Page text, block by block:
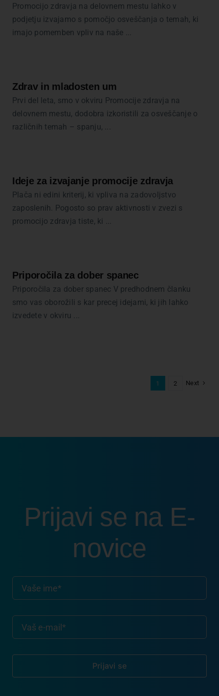
Promocijo zdravja na delovnem mestu lahko v
podjetju izvajamo s pomočjo osveščanja o temah, ki
imajo pomemben vpliv na naše ...
Zdrav in mladosten um
Prvi del leta, smo v okviru Promocije zdravja na
delovnem mestu, dodobra izkoristili za osveščanje o
različnih temah – spanju, ...
Ideje za izvajanje promocije zdravja
Plača ni edini kriterij, ki vpliva na zadovoljstvo
zaposlenih. Pogosto so prav aktivnosti v zvezi s
promocijo zdravja tiste, ki ...
Priporočila za dober spanec
Priporočila za dober spanec V predhodnem članku
smo vas oborožili s kar precej idejami, ki jih lahko
izvedete v okviru ...
1 2 Next
Prijavi se na E-
novice
Prijavi se